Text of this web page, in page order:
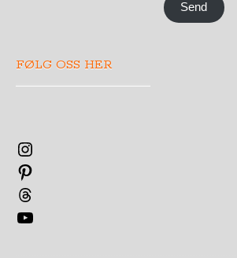
Send
FØLG OSS HER